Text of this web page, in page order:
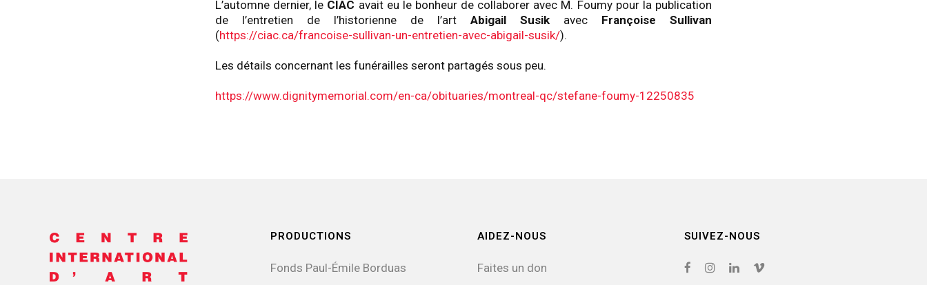
L’automne dernier, le CIAC avait eu le bonheur de collaborer avec M. Foumy pour la publication
de l’entretien de l’historienne de l’art Abigail Susik avec Françoise Sullivan
(https://ciac.ca/francoise-sullivan-un-entretien-avec-abigail-susik/).
Les détails concernant les funérailles seront partagés sous peu.
https://www.dignitymemorial.com/en-ca/obituaries/montreal-qc/stefane-foumy-12250835
PRODUCTIONS
Fonds Paul-Émile Borduas
AIDEZ-NOUS
Faites un don
SUIVEZ-NOUS